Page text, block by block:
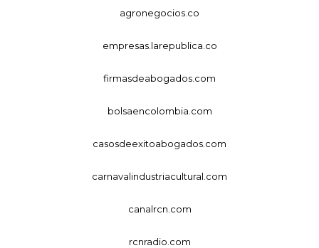
agronegocios.co
empresas.larepublica.co
firmasdeabogados.com
bolsaencolombia.com
casosdeexitoabogados.com
carnavalindustriacultural.com
canalrcn.com
rcnradio.com